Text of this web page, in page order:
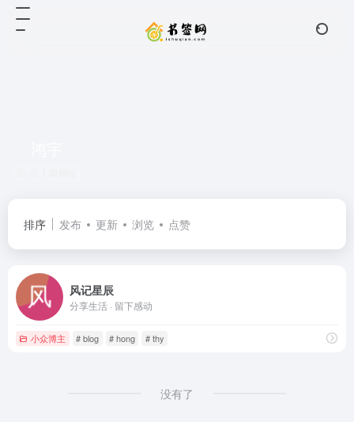
排序 发布 更新 浏览 点赞
风记星辰
分享生活 · 留下感动
小众博主 # blog # hong # thy
没有了